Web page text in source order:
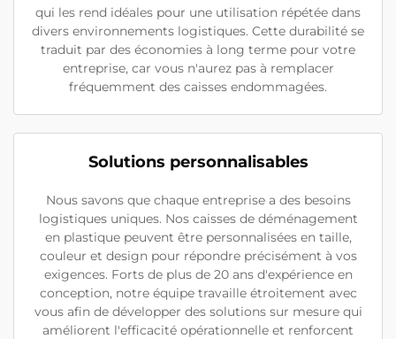
qui les rend idéales pour une utilisation répétée dans
divers environnements logistiques. Cette durabilité se
traduit par des économies à long terme pour votre
entreprise, car vous n'aurez pas à remplacer
fréquemment des caisses endommagées.
Solutions personnalisables
Nous savons que chaque entreprise a des besoins
logistiques uniques. Nos caisses de déménagement
en plastique peuvent être personnalisées en taille,
couleur et design pour répondre précisément à vos
exigences. Forts de plus de 20 ans d'expérience en
conception, notre équipe travaille étroitement avec
vous afin de développer des solutions sur mesure qui
améliorent l'efficacité opérationnelle et renforcent